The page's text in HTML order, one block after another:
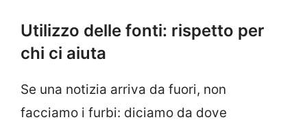
Utilizzo delle fonti: rispetto per
chi ci aiuta
Se una notizia arriva da fuori, non
facciamo i furbi: diciamo da dove